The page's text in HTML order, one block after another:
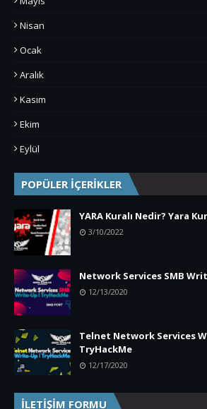
Nisan
Ocak
Aralık
Kasım
Ekim
Eylül
POPÜLER İÇERİKLER
YARA Kuralı Nedir? Yara
3/10/2022
Network Services SMB
12/13/2020
Telnet Network Services
TryHackMe
12/17/2020
İLETİŞİM FORMU